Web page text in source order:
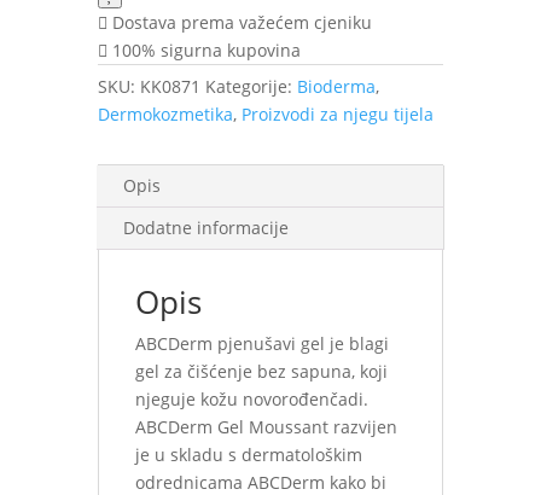
Dostava prema važećem cjeniku
100% sigurna kupovina
SKU: KK0871 Kategorije: Bioderma,
Dermokozmetika, Proizvodi za njegu tijela
Opis
Dodatne informacije
Opis
ABCDerm pjenušavi gel je blagi
gel za čišćenje bez sapuna, koji
njeguje kožu novorođenčadi.
ABCDerm Gel Moussant razvijen
je u skladu s dermatološkim
odrednicama ABCDerm kako bi